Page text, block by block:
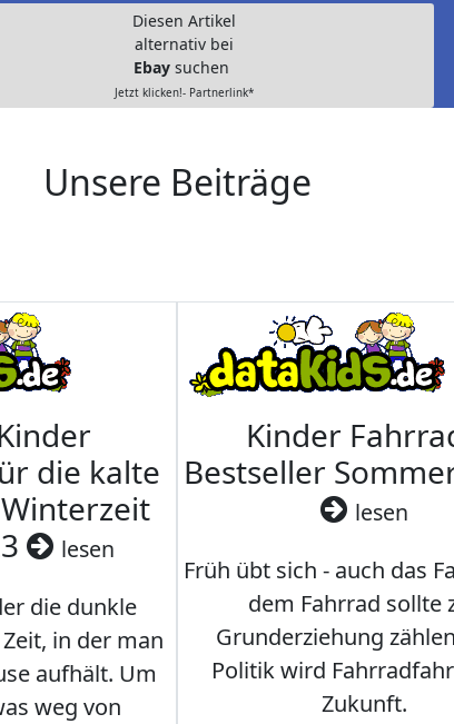
Diesen Artikel
alternativ bei
Ebay suchen
Jetzt klicken!- Partnerlink*
Unsere Beiträge
die kalte
lesen
die dunkle
in der man
aufhält. Um
weg von
Kinder
Bestseller
lesen
Früh übt sich - auch das
dem Fahrrad sollte
Grunderziehung
Politik wird
Zukunft.